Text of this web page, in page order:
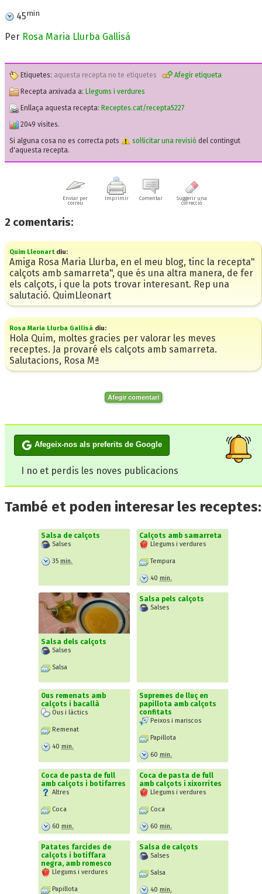
45min
Per Rosa Maria Llurba Gallisá
Etiquetes: aquesta recepta no te etiquetes
Afegir etiqueta
Recepta arxivada a: Llegums i verdures
Enllaça aquesta recepta: Receptes.cat/recepta5227
2049 visites.
Si alguna cosa no es correcta pots
sol·licitar una revisió del contingut
d'aquesta recepta.
Enviar per
correu
Imprimir Comentar
Suggerir una
correcció
2 comentaris:
Quim Lleonartdiu:
Amiga Rosa Maria Llurba, en el meu blog, tinc la recepta"
calçots amb samarreta", que és una altra manera, de fer
els calçots, i que la pots trovar interesant. Rep una
salutació. QuimLleonart
Rosa Maria Llurba Gallisá diu:
Hola Quim, moltes gracies per valorar les meves
receptes. Ja provaré els calçots amb samarreta.
Salutacions, Rosa Mª
Afegir comentari
Afegeix-nos als preferits de Google
I no et perdis les noves publicacions
També et poden interesar les receptes:
Salsa de calçots
Salses
35 min.
Calçots amb samarreta
Llegums i verdures
Tempura
40 min.
Salsa dels calçots
Salses
Salsa
Salsa pels calçots
Salses
Ous remenats amb
calçots i bacallà
Ous i làctics
Remenat
40 min.
Supremes de lluç en
papillota amb calçots
confitats
Peixos i mariscos
Papillota
60 min.
Coca de pasta de full
amb calçots i botifarres
Altres
Coca
60 min.
Coca de pasta de full
amb calçots i xixorrites
Llegums i verdures
Coca
60 min.
Patates farcides de
calçots i botiffara
negra, amb romesco
Llegums i verdures
Papillota
Salsa de calçots
Salses
Salsa
40 min.